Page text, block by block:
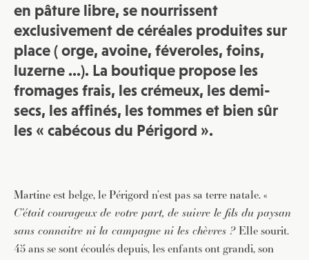
en pâture libre, se nourrissent
exclusivement de céréales produites sur
place ( orge, avoine, féveroles, foins,
luzerne …). La boutique propose les
fromages frais, les crémeux, les demi-
secs, les affinés, les tommes et bien sûr
les « cabécous du Périgord ».
Martine est belge, le Périgord n’est pas sa terre natale. «
C’était courageux de votre part, de suivre le fils du paysan
sans connaitre ni la campagne ni les chèvres ?Elle sourit.
45 ans se sont écoulés depuis, les enfants ont grandi, son